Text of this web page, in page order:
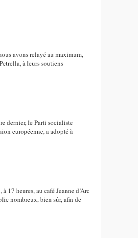
avons relayé au maximum,
à leurs soutiens
dernier, le Parti socialiste
européenne, a adopté à
17 heures, au café Jeanne d’Arc
nombreux, bien sûr, afin de